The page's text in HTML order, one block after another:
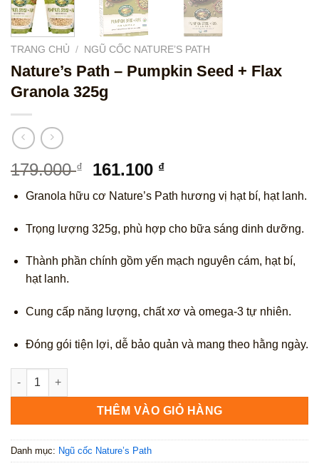
TRANG CHỦ / NGŨ CỐC NATURE’S PATH
Nature’s Path – Pumpkin Seed + Flax
Granola 325g
179.000₫
Giá
là:
179.000 ₫.
161.100 ₫Giá
tại
là:
161.100 ₫.
Granola hữu cơ Nature’s Path hương vị hạt bí, hạt lanh.
Trọng lượng 325g, phù hợp cho bữa sáng dinh dưỡng.
Thành phần chính gồm yến mạch nguyên cám, hạt bí,
hạt lanh.
Cung cấp năng lượng, chất xơ và omega-3 tự nhiên.
Đóng gói tiện lợi, dễ bảo quản và mang theo hằng ngày.
Nature’s Path – Pumpkin Seed + Flax Granola 325g số lượng
THÊM VÀO GIỎ HÀNG
Danh mục: Ngũ cốc Nature’s Path